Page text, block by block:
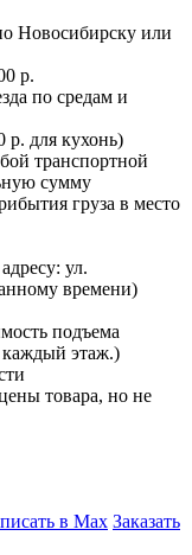
Новосибирску или
р.
по средам и
р. для кухонь)
транспортной
сумму
груза в место
ул.
времени)
подъема
каждый этаж.)
товара, но не
в Max Заказать